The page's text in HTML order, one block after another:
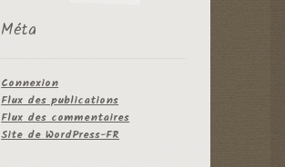
Méta
Connexion
Flux des publications
Flux des commentaires
Site de WordPress-FR